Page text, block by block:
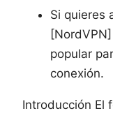
Si quieres
[NordVPN]
popular
conexión.
Introducción El